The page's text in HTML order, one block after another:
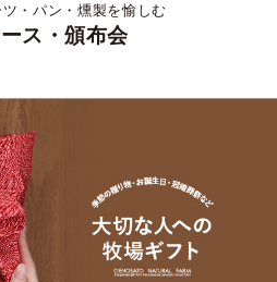
・パン・燻製を愉しむ
ス・頒布会